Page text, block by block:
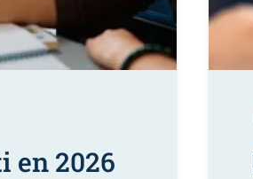
en 2026